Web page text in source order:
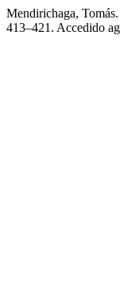
Mendirichaga,
413–421. Accedido